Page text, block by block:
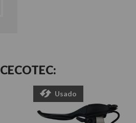
CECOTEC:
Usado